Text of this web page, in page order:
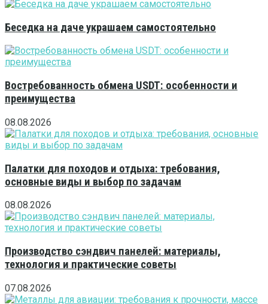
Беседка на даче украшаем самостоятельно
Востребованность обмена USDT: особенности и
преимущества
08.08.2026
Палатки для походов и отдыха: требования,
основные виды и выбор по задачам
08.08.2026
Производство сэндвич панелей: материалы,
технология и практические советы
07.08.2026